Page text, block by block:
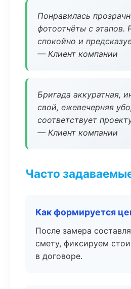
Понравилась
фотоотчёты с этапов.
спокойно и
— Клиент компании
Бригада аккуратная,
свой, ежевечерняя
соответствует
— Клиент компании
Часто
Как формируется
После замера
смету, фиксируем
в договоре.